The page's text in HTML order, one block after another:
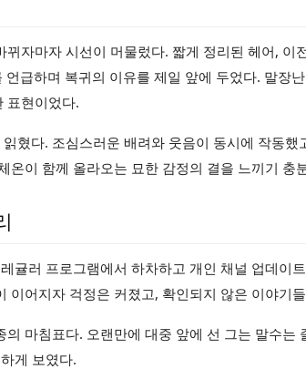
자마자 시선이 머물렀다. 짧게 정리된 헤어, 이
언급하며 복귀의 이유를 제일 앞에 두었다. 말장
표현이었다.
혔다. 조심스러운 배려와 웃음이 동시에 작동
온이 함께 올라오는 묘한 감정의 결을 느끼기 충
귤러 프로그램에서 하차하고 개인 채널 업데이
이어지자 걱정은 커졌고, 확인되지 않은 이야기
마침표다. 오랜만에 대중 앞에 선 그는 말수는
게 보였다.